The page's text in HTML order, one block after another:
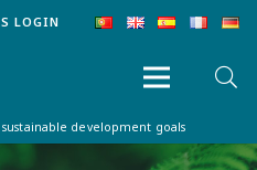
LOGIN
development goals